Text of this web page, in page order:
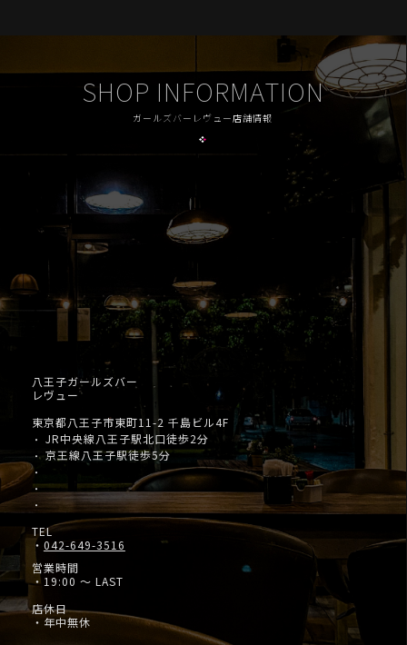
SHOP INFORMATION
ガールズバーレヴュー店舗情報
八王子ガールズバー
レヴュー
東京都八王子市東町11-2 千島ビル4F
・ JR中央線八王子駅北口徒歩2分
・京王線八王子駅徒歩5分
・
・
・
TEL
・ 042-649-3516
営業時間
・19:00 ～ LAST
店休日
・年中無休